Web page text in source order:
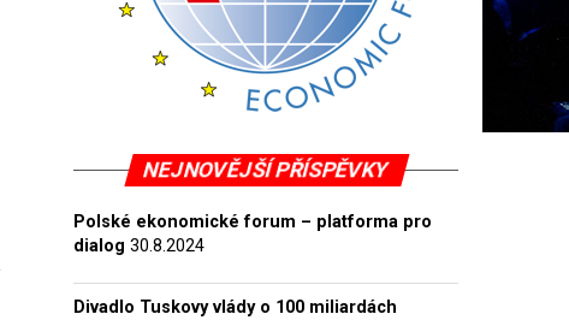
NEJNOVĚJŠÍ PŘÍSPĚVKY
Polské ekonomické forum – platforma pro
dialog 30.8.2024
Divadlo Tuskovy vlády o 100 miliardách